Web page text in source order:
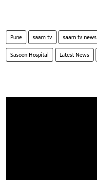
Pune saam tv saam tv news
Sasoon Hospital
Latest News